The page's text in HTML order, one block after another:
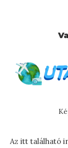
Az itt található